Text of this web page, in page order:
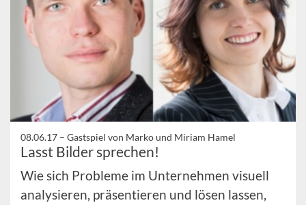
08.06.17 – Gastspiel von Marko und Miriam Hamel
Lasst Bilder sprechen!
Wie sich Probleme im Unternehmen visuell
analysieren, präsentieren und lösen lassen,